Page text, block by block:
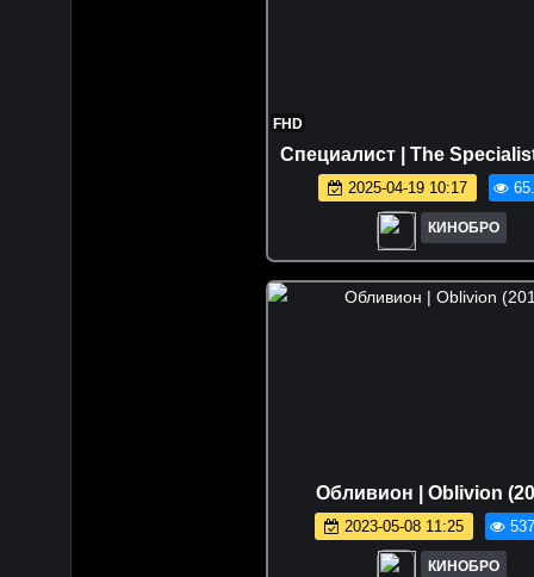
FHD
Специалист | The
2025-04-19 10:17
КИНОБРО
Обливион | Oblivion
2023-05-08 11:25
КИНОБРО